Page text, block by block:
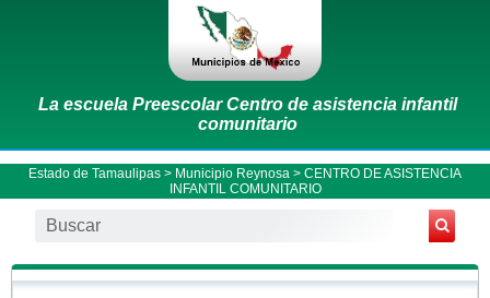
La escuela Preescolar Centro de asistencia infantil
comunitario
Estado de Tamaulipas > Municipio Reynosa > CENTRO DE ASISTENCIA
INFANTIL COMUNITARIO